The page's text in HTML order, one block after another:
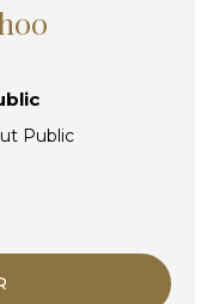
Public